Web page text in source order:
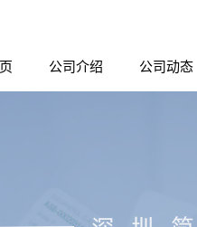
公司介绍 公司动态